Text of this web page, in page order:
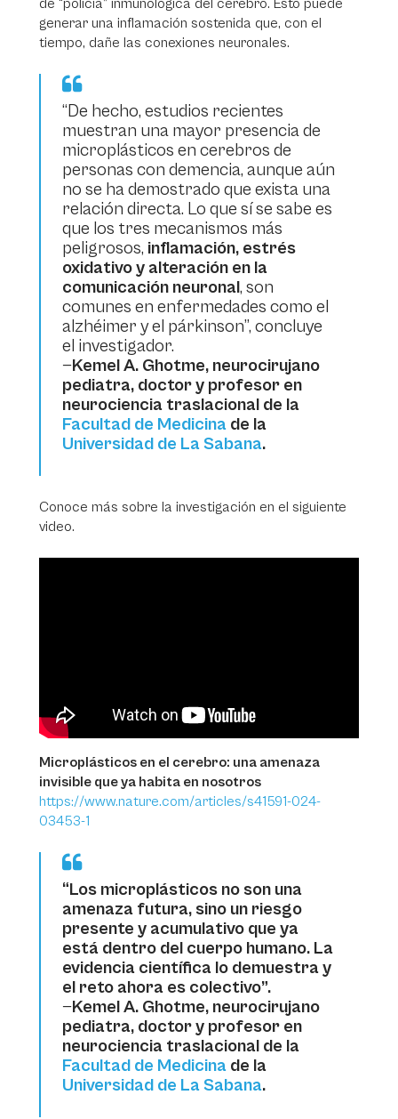
de “policía” inmunológica del cerebro. Esto puede
generar una inflamación sostenida que, con el
tiempo, dañe las conexiones neuronales.
“De hecho, estudios recientes
muestran una mayor presencia de
microplásticos en cerebros de
personas con demencia, aunque aún
no se ha demostrado que exista una
relación directa. Lo que sí se sabe es
que los tres mecanismos más
peligrosos, inflamación, estrés
oxidativo y alteración en la
comunicación neuronal, son
comunes en enfermedades como el
alzhéimer y el párkinson”, concluye
el investigador.
—Kemel A. Ghotme, neurocirujano
pediatra, doctor y profesor en
neurociencia traslacional de la
Facultad de Medicina de la
Universidad de La Sabana.
Conoce más sobre la investigación en el siguiente
video.
Microplásticos en el cerebro: una amenaza
invisible que ya habita en nosotros
https://www.nature.com/articles/s41591-024-
03453-1
“Los microplásticos no son una
amenaza futura, sino un riesgo
presente y acumulativo que ya
está dentro del cuerpo humano. La
evidencia científica lo demuestra y
el reto ahora es colectivo”.
—Kemel A. Ghotme, neurocirujano
pediatra, doctor y profesor en
neurociencia traslacional de la
Facultad de Medicina de la
Universidad de La Sabana.